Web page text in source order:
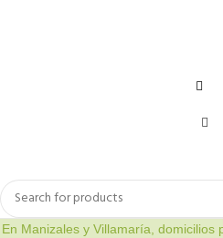
En Manizales y Villamaría, domicilios